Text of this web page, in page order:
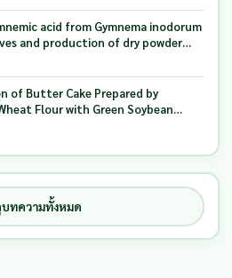
acid from Gymnema inodorum
and production of dry powder
of Butter Cake Prepared by
Flour with Green Soybean
ทความทั้งหมด